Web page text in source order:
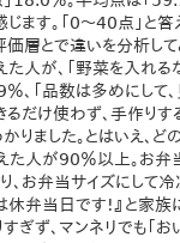
ます。「0～40点」と答
層とで違いを分析し
た人が、「野菜を入れ
、「品数は多めにして
るだけ使わず、手作りす
ました。とはいえ、ど
た人が90％以上。お弁
お弁当サイズにして冷
は休弁当日です!』と家族
ぎず、マンネリでも「お